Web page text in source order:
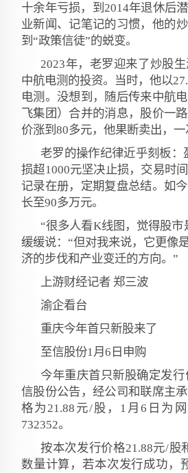
十余年亏损，到2014年退休后
业新闻、记笔记的习惯，他的
到“政策信徒”的蜕变。
2023年，老罗迎来了炒股
中航电测的投资。当时，他以
电测。没想到，随后传来中航
飞集团）合并的消息，股价一
价涨到80多元，他果断卖出，一
老罗的操作纪律近乎刻板
损超1000元坚决止损，交易时
记录在册，定期复盘总结。如
长至90多万元。
“很多人看K线图，觉得股
缓缓说：“但对我来说，它更像
济的步伐和产业变迁的方向。”
上游财经记者 郑三波
渝企看台
重庆今年首只新股来了
至信股份1月6日申购
今年重庆首只新股确定发
信股份公告，经公司和联席主
格为21.88元/股，1月6日为
732352。
按本次发行价格21.88元/股
数量计算，若本次发行成功，